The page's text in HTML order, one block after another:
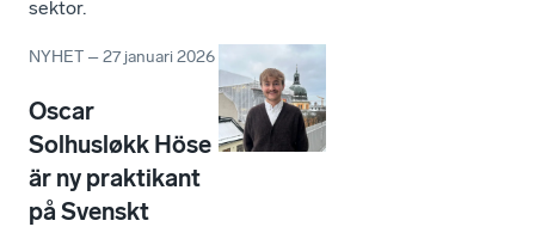
sektor.
NYHET –27 januari 2026
Oscar
Solhusløkk Höse
är ny praktikant
på Svenskt